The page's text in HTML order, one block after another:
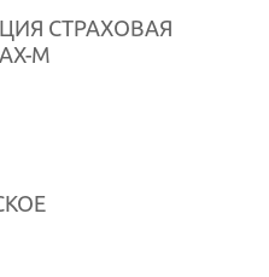
СТРАХОВАЯ
М